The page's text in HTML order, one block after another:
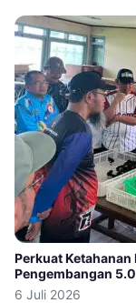
Perkuat Ketahanan
Pengembangan
6 Juli 2026